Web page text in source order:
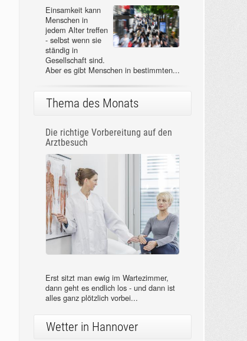
Einsamkeit kann
Menschen in
jedem Alter treffen
- selbst wenn sie
ständig in
Gesellschaft sind.
Aber es gibt Menschen in bestimmten...
Thema des Monats
Die richtige Vorbereitung auf den
Arztbesuch
Erst sitzt man ewig im Wartezimmer,
dann geht es endlich los - und dann ist
alles ganz plötzlich vorbei...
Wetter in Hannover